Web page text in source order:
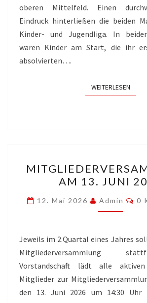
oberen Mittelfeld. Einen
Eindruck hinterließen die beiden
Kinder- und Jugendliga. In
waren Kinder am Start, die ihr
absolvierten….
WEITERLESEN
AM
13.
JUNI
2026
AM 13. JUNI
12. Mai 2026 Admin 0
Jeweils im 2.Quartal eines Jahres
Mitgliederversammlung
Vorstandschaft lädt alle
Mitglieder zur
den 13. Juni 2026 um 14:30 Uhr